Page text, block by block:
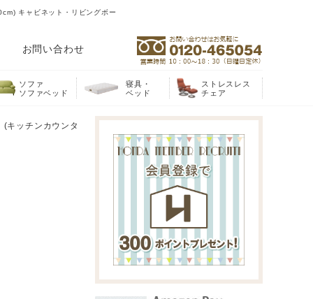
キャビネット・リビングボー
お問い合わせ
ソファ
ソファベッド
寝具・
ベッド
ストレスレス
チェア
キッチンカウンタ